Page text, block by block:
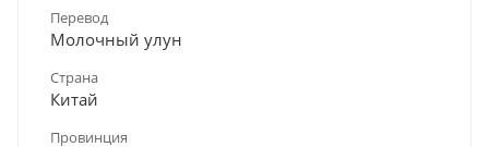
Перевод
Молочный улун
Страна
Китай
Провинция